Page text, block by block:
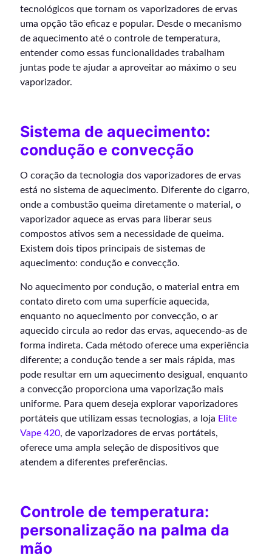
tecnológicos que tornam os vaporizadores de ervas
uma opção tão eficaz e popular. Desde o mecanismo
de aquecimento até o controle de temperatura,
entender como essas funcionalidades trabalham
juntas pode te ajudar a aproveitar ao máximo o seu
vaporizador.
Sistema de aquecimento:
condução e convecção
O coração da tecnologia dos vaporizadores de ervas
está no sistema de aquecimento. Diferente do cigarro,
onde a combustão queima diretamente o material, o
vaporizador aquece as ervas para liberar seus
compostos ativos sem a necessidade de queima.
Existem dois tipos principais de sistemas de
aquecimento: condução e convecção.
No aquecimento por condução, o material entra em
contato direto com uma superfície aquecida,
enquanto no aquecimento por convecção, o ar
aquecido circula ao redor das ervas, aquecendo-as de
forma indireta. Cada método oferece uma experiência
diferente; a condução tende a ser mais rápida, mas
pode resultar em um aquecimento desigual, enquanto
a convecção proporciona uma vaporização mais
uniforme. Para quem deseja explorar vaporizadores
portáteis que utilizam essas tecnologias, a loja Elite
Vape 420, de vaporizadores de ervas portáteis,
oferece uma ampla seleção de dispositivos que
atendem a diferentes preferências.
Controle de temperatura:
personalização na palma da
mão